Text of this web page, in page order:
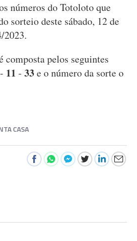
números do Totoloto que
sorteio deste sábado, 12 de
2023.
composta pelos seguintes
- 11 - 33e o número da sorte o
CASA